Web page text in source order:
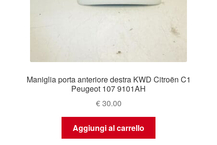
Maniglia porta anteriore destra KWD Citroën C1
Peugeot 107 9101AH
€30.00
Aggiungi al carrello